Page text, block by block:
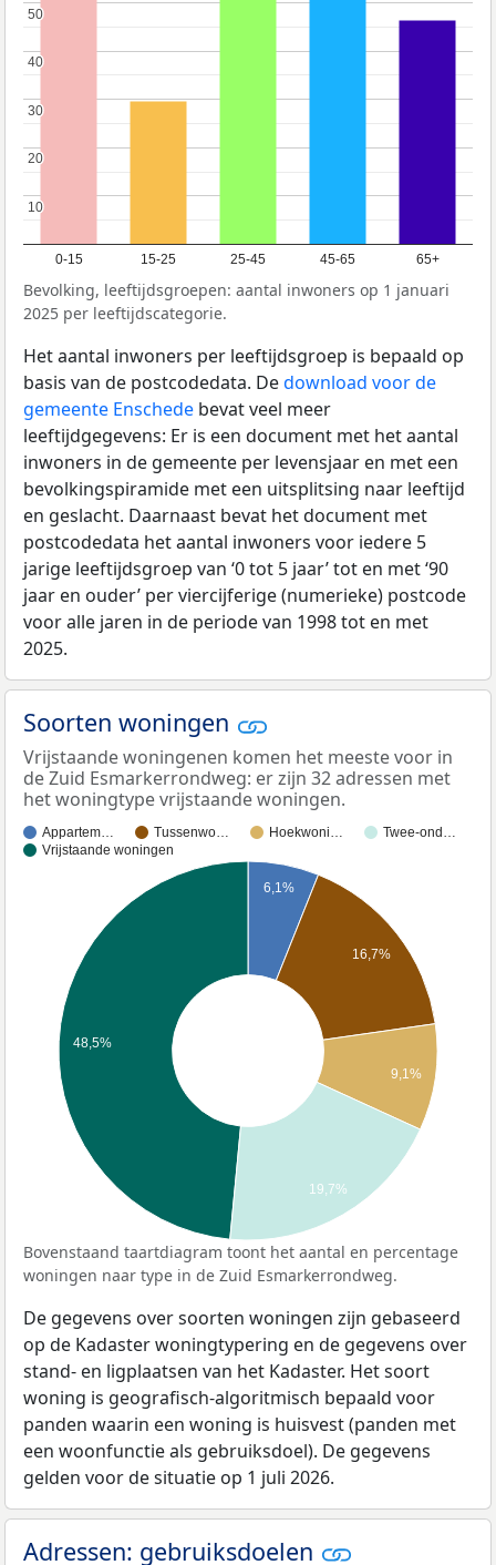
0-15 15-25 25-45 45-65 65+
10
10
20
20
30
30
40
40
50
50
Bevolking, leeftijdsgroepen: aantal inwoners op 1 januari
2025 per leeftijdscategorie.
Het aantal inwoners per leeftijdsgroep is bepaald op
basis van de postcodedata. Dedownload voor de
gemeente Enschede bevat veel meer
leeftijdgegevens: Er is een document met het aantal
inwoners in de gemeente per levensjaar en met een
bevolkingspiramide met een uitsplitsing naar leeftijd
en geslacht. Daarnaast bevat het document met
postcodedata het aantal inwoners voor iedere 5
jarige leeftijdsgroep van ‘0 tot 5 jaar’ tot en met ‘90
jaar en ouder’ per viercijferige (numerieke) postcode
voor alle jaren in de periode van 1998 tot en met
2025.
Soorten woningen
Vrijstaande woningenen komen het meeste voor in
de Zuid Esmarkerrondweg: er zijn 32 adressen met
het woningtype vrijstaande woningen.
Appartem… Tussenwo… Hoekwoni…
Twee-ond…
Vrijstaande woningen
6,1%
16,7%
9,1%
48,5%
19,7%
Bovenstaand taartdiagram toont het aantal en percentage
woningen naar type in de Zuid Esmarkerrondweg.
De gegevens over soorten woningen zijn gebaseerd
op de Kadaster woningtypering en de gegevens over
stand- en ligplaatsen van het Kadaster. Het soort
woning is geografisch-algoritmisch bepaald voor
panden waarin een woning is huisvest (panden met
een woonfunctie als gebruiksdoel). De gegevens
gelden voor de situatie op 1 juli 2026.
Adressen: gebruiksdoelen